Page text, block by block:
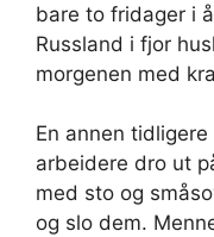
bare to fridager i
Russland i fjor
morgenen med
En annen
arbeidere dro ut
med sto og
og slo dem.